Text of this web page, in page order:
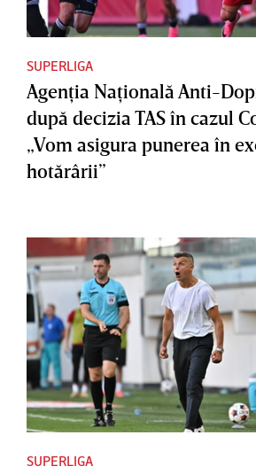
SUPERLIGA
Agenţia Naţională Anti-
după decizia TAS în cazul
„Vom asigura punerea în
hotărârii”
SUPERLIGA